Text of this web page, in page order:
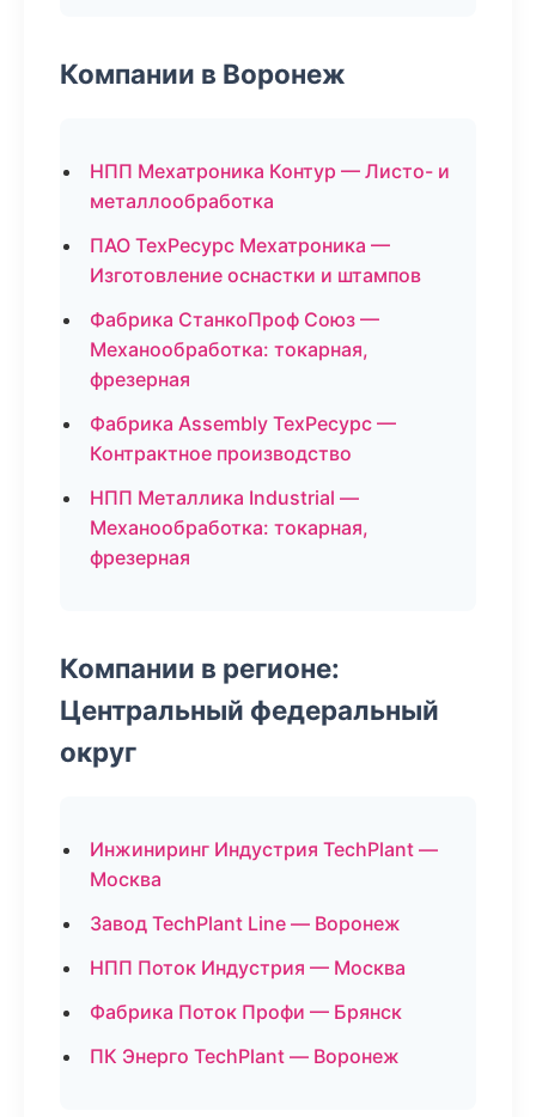
Компании в Воронеж
НПП Мехатроника Контур — Листо- и
металлообработка
ПАО ТехРесурс Мехатроника —
Изготовление оснастки и штампов
Фабрика СтанкоПроф Союз —
Механообработка: токарная,
фрезерная
Фабрика Assembly ТехРесурс —
Контрактное производство
НПП Металлика Industrial —
Механообработка: токарная,
фрезерная
Компании в регионе:
Центральный федеральный
округ
Инжиниринг Индустрия TechPlant —
Москва
Завод TechPlant Line — Воронеж
НПП Поток Индустрия — Москва
Фабрика Поток Профи — Брянск
ПК Энерго TechPlant — Воронеж